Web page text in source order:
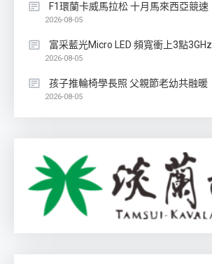
F1環蘭卡威馬拉松 十月馬來西亞競速
2026-08-05
富采藍光Micro LED 頻寬衝上3點3GHz
2026-08-05
孩子推輪椅學長照 父親節老幼共融暖
2026-08-05